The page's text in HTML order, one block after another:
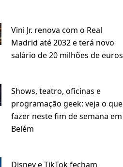
Vini Jr. renova com o Real
Madrid até 2032 e terá novo
salário de 20 milhões de euros
Shows, teatro, oficinas e
programação geek: veja o que
fazer neste fim de semana em
Belém
Disney e TikTok fecham